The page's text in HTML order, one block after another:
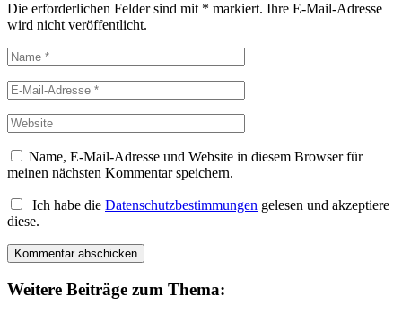
Die erforderlichen Felder sind mit * markiert. Ihre E-Mail-Adresse
wird nicht veröffentlicht.
Name, E-Mail-Adresse und Website in diesem Browser für
meinen nächsten Kommentar speichern.
Ich habe die Datenschutzbestimmungen gelesen und akzeptiere
diese.
Weitere Beiträge zum Thema: